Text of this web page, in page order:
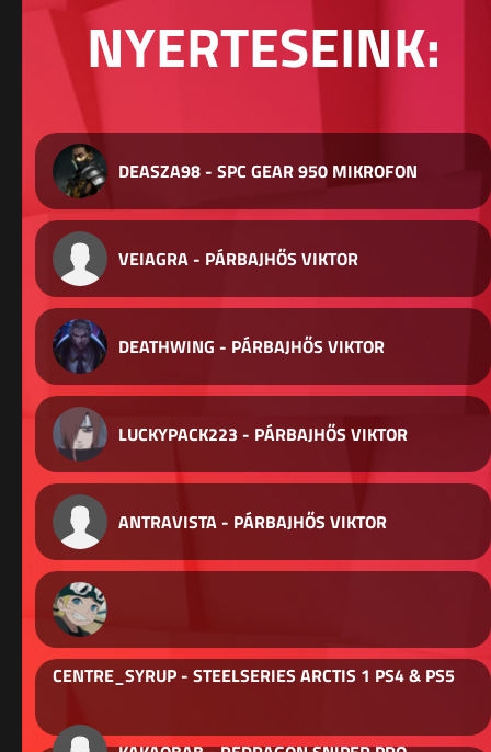
NYERTESEINK:
DEASZA98 - SPC GEAR 950 MIKROFON
VEIAGRA - PÁRBAJHŐS VIKTOR
DEATHWING - PÁRBAJHŐS VIKTOR
LUCKYPACK223 - PÁRBAJHŐS VIKTOR
ANTRAVISTA - PÁRBAJHŐS VIKTOR
CENTRE_SYRUP - STEELSERIES ARCTIS 1 PS4 & PS5